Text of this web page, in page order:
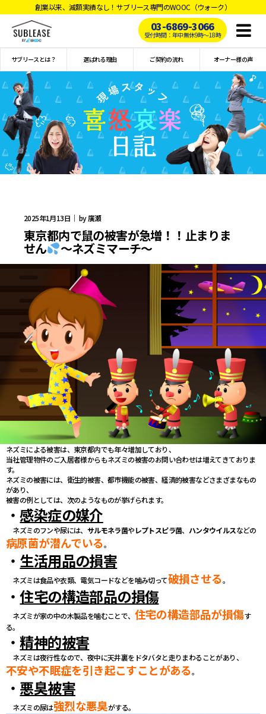
創業以来、減額実績なし！サブリース専門のWOOC（ウォーク）
03-6869-3066
受付時間：年中無休9時〜18時
サブリースとは？ 選ばれる理由 ご契約の流れ オーナー様の声
2025年1月13日｜ by 廣瀬
東京都内で鼠の被害が急増！！止まりま
せん ～ネズミマーチ～
ネズミによる被害は、東京都内でも年々増加しており、
当社管理物件のご入居者様からもネズミの被害のお問い合わせは増えてきておりま
す。
ネズミの被害には、衛生的被害、都市機能の被害、経済的被害などさまざまなもの
があり、
被害の例としては、次のようなものが挙げられます。
・感染症の媒介
ネズミのフンや尿には、 サルモネラ菌やレプトスピラ菌、 ハンタウイルスなどの
病原菌が潜んでいる。
・ 生活用品の損害
ネズミは食品や衣類、電気コードなどを噛み切って破損させる。
・住宅の構造部品の損傷
ネズミが家の中の木製品を噛むことで、 住宅の構造部品が損傷す
る。
・精神的被害
ネズミは夜行性なので、夜中に天井裏をドタバタと走りまわることがあり、
不安や不眠症を引き起こすことがある。
・ 悪臭被害
ネズミの尿は強烈な悪臭がする。